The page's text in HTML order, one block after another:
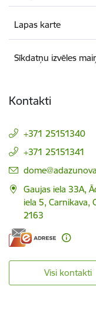
Lapas karte
Sīkdatņu izvēles
Kontakti
+371 25151340
+371 25151341
E-pasts:
Gaujas iela 33A,
iela 5, Carnikava,
2163
Visi kontakti